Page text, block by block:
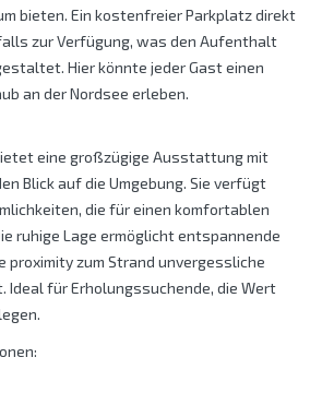
bieten. Ein kostenfreier Parkplatz direkt
zur Verfügung, was den Aufenthalt
Hier könnte jeder Gast einen
an der Nordsee erleben.
eine großzügige Ausstattung mit
Blick auf die Umgebung. Sie verfügt
die für einen komfortablen
ruhige Lage ermöglicht entspannende
proximity zum Strand unvergessliche
Ideal für Erholungssuchende, die Wert